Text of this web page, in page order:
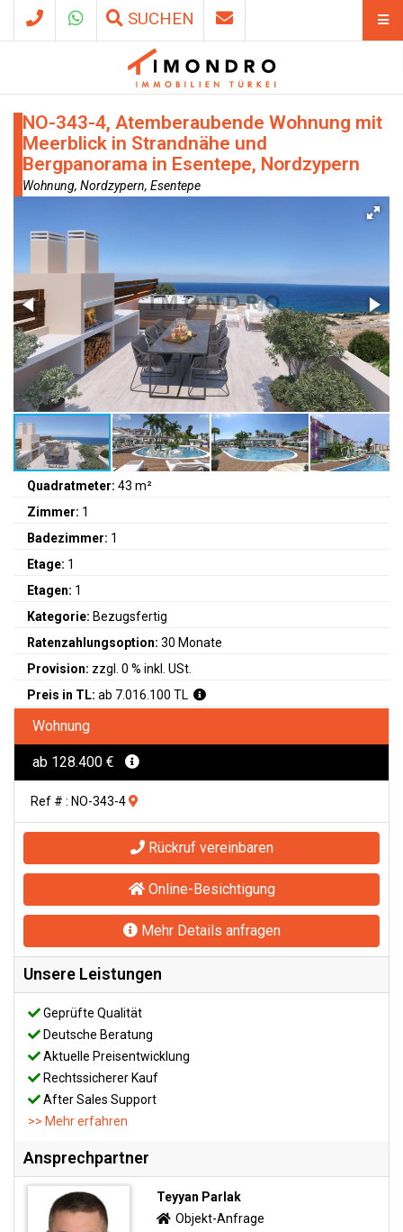
SUCHEN
NO-343-4, Atemberaubende Wohnung mit
Meerblick in Strandnähe und
Bergpanorama in Esentepe, Nordzypern
Wohnung, Nordzypern, Esentepe
Quadratmeter: 43 m²
Zimmer: 1
Badezimmer: 1
Etage: 1
Etagen: 1
Kategorie: Bezugsfertig
Ratenzahlungsoption: 30 Monate
Provision: zzgl. 0 % inkl. USt.
Preis in TL: ab 7.016.100 TL
Wohnung
ab 128.400 €
Ref # : NO-343-4
Rückruf vereinbaren
Online-Besichtigung
Mehr Details anfragen
Unsere Leistungen
Geprüfte Qualität
Deutsche Beratung
Aktuelle Preisentwicklung
Rechtssicherer Kauf
After Sales Support
>> Mehr erfahren
Ansprechpartner
Teyyan Parlak
Objekt-Anfrage